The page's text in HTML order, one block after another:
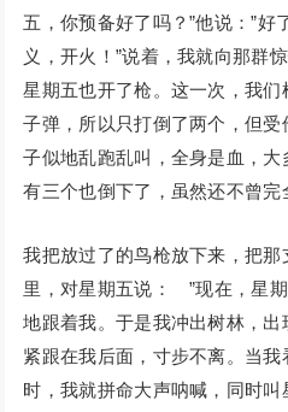
五，你预备好了吗？”他说：”好
义，开火！”说着，我就向那群
星期五也开了枪。这一次，我
子弹，所以只打倒了两个，但
子似地乱跑乱叫，全身是血，
有三个也倒下了，虽然还不曾完
我把放过了的鸟枪放下来，把
里，对星期五说： ”现在，星
地跟着我。于是我冲出树林，
紧跟在我后面，寸步不离。当
时，我就拼命大声呐喊，同时叫